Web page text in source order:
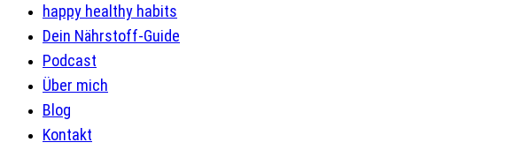
happy healthy habits
Dein Nährstoff-Guide
Podcast
Über mich
Blog
Kontakt